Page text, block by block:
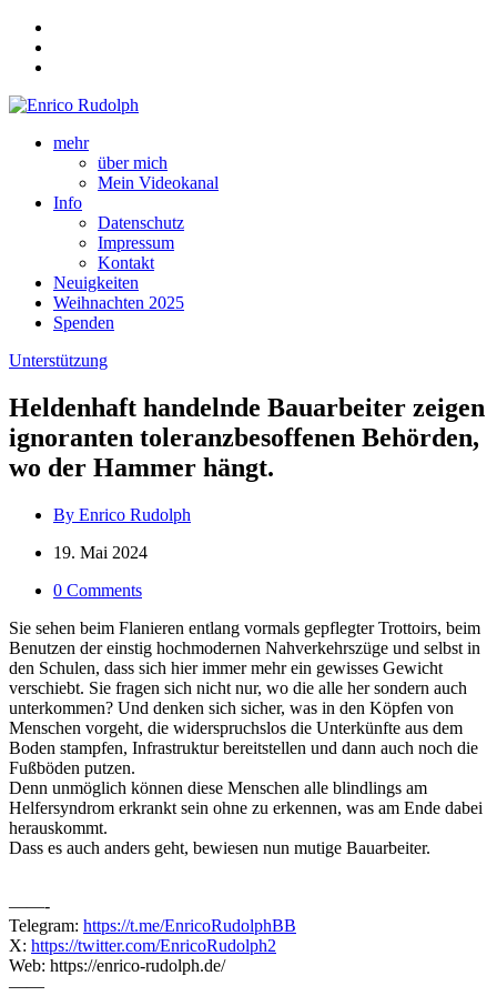
mehr
über mich
Mein Videokanal
Info
Datenschutz
Impressum
Kontakt
Neuigkeiten
Weihnachten 2025
Spenden
Unterstützung
Heldenhaft handelnde Bauarbeiter zeigen
ignoranten toleranzbesoffenen Behörden,
wo der Hammer hängt.
By Enrico Rudolph
19. Mai 2024
0 Comments
Sie sehen beim Flanieren entlang vormals gepflegter Trottoirs, beim
Benutzen der einstig hochmodernen Nahverkehrszüge und selbst in
den Schulen, dass sich hier immer mehr ein gewisses Gewicht
verschiebt. Sie fragen sich nicht nur, wo die alle her sondern auch
unterkommen? Und denken sich sicher, was in den Köpfen von
Menschen vorgeht, die widerspruchslos die Unterkünfte aus dem
Boden stampfen, Infrastruktur bereitstellen und dann auch noch die
Fußböden putzen.
Denn unmöglich können diese Menschen alle blindlings am
Helfersyndrom erkrankt sein ohne zu erkennen, was am Ende dabei
herauskommt.
Dass es auch anders geht, bewiesen nun mutige Bauarbeiter.
——-
Telegram: https://t.me/EnricoRudolphBB
X: https://twitter.com/EnricoRudolph2
Web: https://enrico-rudolph.de/
——